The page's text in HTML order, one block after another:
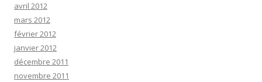
avril 2012
mars 2012
février 2012
janvier 2012
décembre 2011
novembre 2011